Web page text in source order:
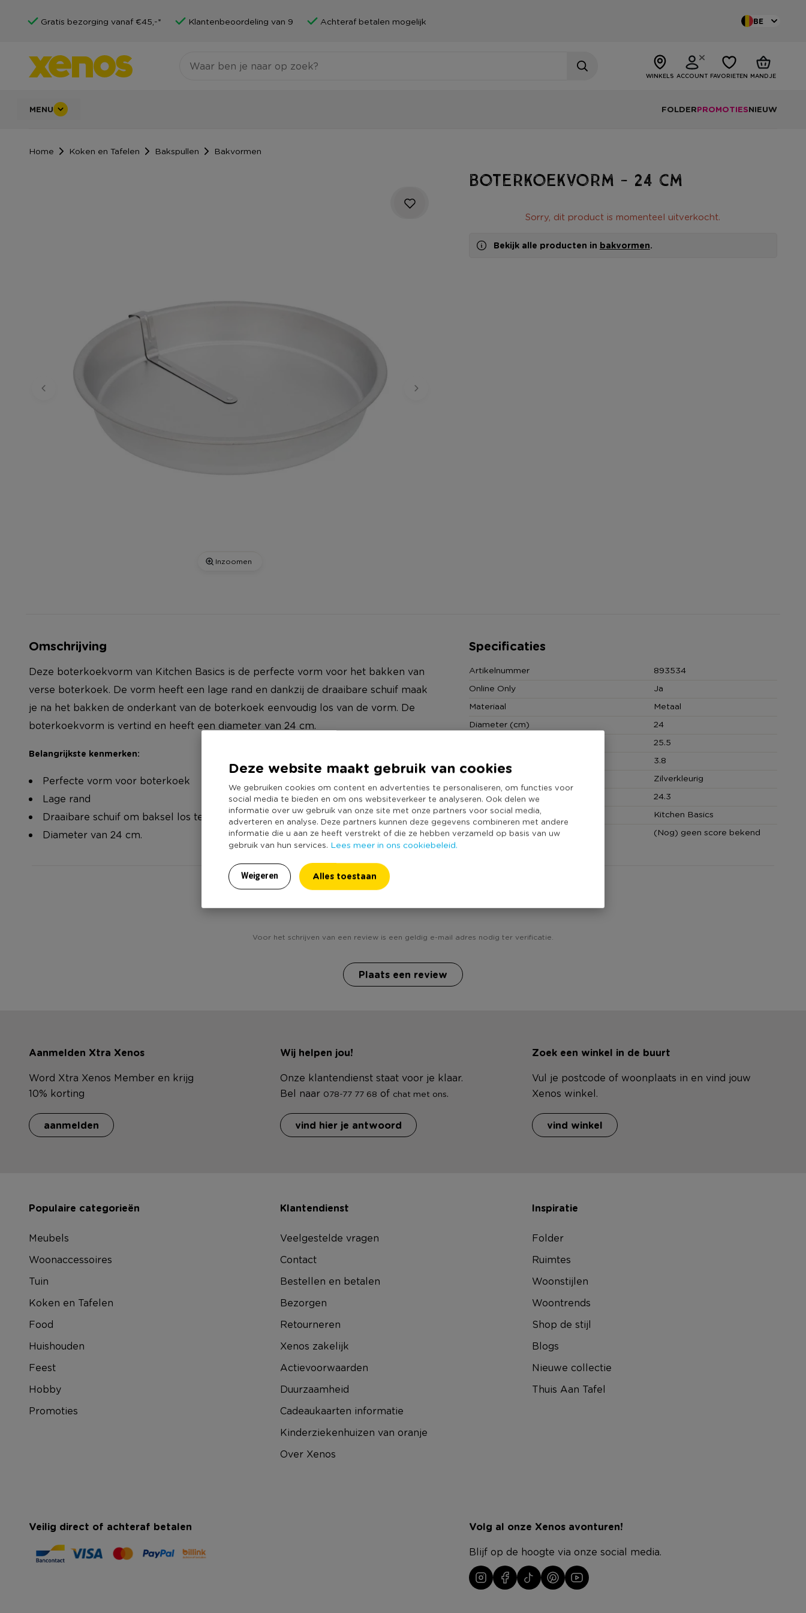
Deze website maakt gebruik van cookies
We gebruiken cookies om content en advertenties te personaliseren, om functies voor
social media te bieden en om ons websiteverkeer te analyseren. Ook delen we
informatie over uw gebruik van onze site met onze partners voor social media,
adverteren en analyse. Deze partners kunnen deze gegevens combineren met andere
informatie die u aan ze heeft verstrekt of die ze hebben verzameld op basis van uw
gebruik van hun services. Lees meer in ons cookiebeleid.
Weigeren Alles toestaan
Gratis bezorging vanaf €45,-* Klantenbeoordeling van 9 Achteraf betalen mogelijk BE
WINKELS ACCOUNT FAVORIETEN MANDJE
MENU FOLDERPROMOTIESNIEUW
Home Koken en Tafelen Bakspullen Bakvormen
Inzoomen
Boterkoekvorm - 24 cm
Sorry, dit product is momenteel uitverkocht.
Bekijk alle producten in bakvormen.
Omschrijving
Deze boterkoekvorm van Kitchen Basics is de perfecte vorm voor het bakken van
verse boterkoek. De vorm heeft een lage rand en dankzij de draaibare schuif maak
je na het bakken de onderkant van de boterkoek eenvoudig los van de vorm. De
boterkoekvorm is vertind en heeft een diameter van 24 cm.
Belangrijkste kenmerken:
Perfecte vorm voor boterkoek
Lage rand
Draaibare schuif om baksel los te maken van de vorm
Diameter van 24 cm.
Specificaties
Artikelnummer
893534
Online Only
Ja
Materiaal
Metaal
Diameter (cm)
24
25.5
3.8
Zilverkleurig
Productlengte (cm)
24.3
Merk
Kitchen Basics
Duurzaamheidsscore
(Nog) geen score bekend
Voor het schrijven van een review is een geldig e-mail adres nodig ter verificatie.
Plaats een review
Aanmelden Xtra Xenos
Word Xtra Xenos Member en krijg
10% korting
aanmelden
Wij helpen jou!
Onze klantendienst staat voor je klaar.
Bel naar 078-77 77 68 of chat met ons.
vind hier je antwoord
Zoek een winkel in de buurt
Vul je postcode of woonplaats in en vind jouw
Xenos winkel.
vind winkel
Populaire categorieën
Meubels
Woonaccessoires
Tuin
Koken en Tafelen
Food
Huishouden
Feest
Hobby
Promoties
Klantendienst
Veelgestelde vragen
Contact
Bestellen en betalen
Bezorgen
Retourneren
Xenos zakelijk
Actievoorwaarden
Duurzaamheid
Cadeaukaarten informatie
Kinderziekenhuizen van oranje
Over Xenos
Inspiratie
Folder
Ruimtes
Woonstijlen
Woontrends
Shop de stijl
Blogs
Nieuwe collectie
Thuis Aan Tafel
Veilig direct of achteraf betalen Volg al onze Xenos avonturen!
Blijf op de hoogte via onze social media.